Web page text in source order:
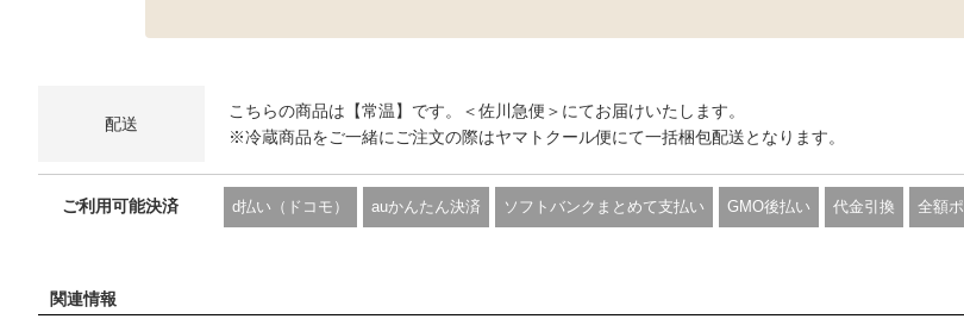
配送
こちらの商品は【常温】です。＜佐川急便＞にてお届けいたします。
※冷蔵商品をご一緒にご注文の際はヤマトクール便にて一括梱包配送となります。
ご利用可能決済 d払い（ドコモ） auかんたん決済 ソフトバンクまとめて支払い GMO後払い 代金引換 全額
関連情報